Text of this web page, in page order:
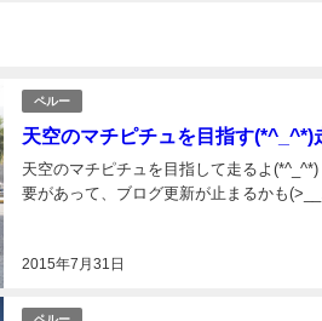
ペルー
天空のマチピチュを目指す(*^_^*)
2015年7月31日
天空のマチピチュを目指して走るよ
要があって、ブログ更新が止まるかも